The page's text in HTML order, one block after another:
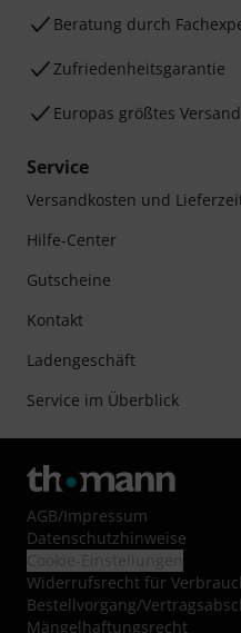
Beratung durch
Zufriedenheitsgarantie
Europas größtes
Service
Versandkosten und
Hilfe-Center
Gutscheine
Kontakt
Ladengeschäft
Service im Überblick
AGB/Impressum
Datenschutzhinweise
Widerrufsrecht für
Bestellvorgang/
Mängelhaftungsrecht